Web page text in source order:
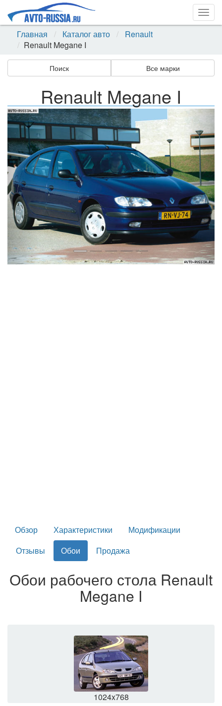
Главная
Каталог авто
Renault
Renault Megane I
Поиск Все марки
Renault Megane I
Назад
Обзор Характеристики
Модификации
Отзывы
Обои Продажа
Обои рабочего стола Renault
Megane I
1024x768